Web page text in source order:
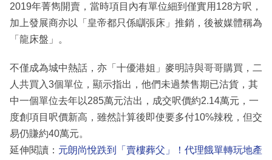
2019年菁雋開賣，當時項目內有單位細到僅實用128方呎，
加上發展商亦以「皇帝都只係瞓張床」推銷，後被媒體稱為
「龍床盤」。
不僅成為城中熱話，亦「十優港姐」麥明詩與哥哥購買，二
人共買入3個單位，顯示指出，他們未過禁售期已沽貨，其
中一個單位去年以285萬元沽出，成交呎價約2.14萬元，一
度創項目呎價新高，雖然計算後即使要多付10%辣稅，但交
易仍賺約40萬元。
延伸閱讀： 元朗尚悅跌到「賣樓葬父」！代理餓單轉玩地產